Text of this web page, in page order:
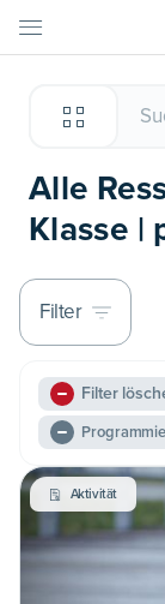
Alle
Klasse |
Filter
Filter
Aktivität